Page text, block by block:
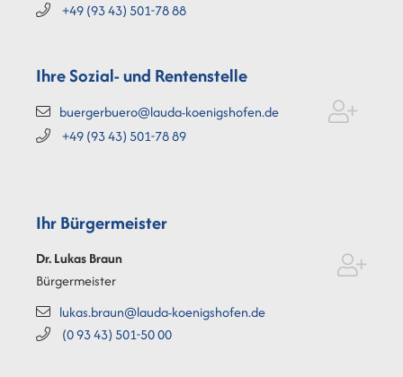
+49 (9343) 501-7888
Ihre Sozial- und Rentenstelle
buergerbuero@lauda-koenigshofen.de
+49 (9343) 501-7889
Ihr Bürgermeister
Dr. LukasBraun
Bürgermeister
lukas.braun@lauda-koenigshofen.de
(09343) 501-5000